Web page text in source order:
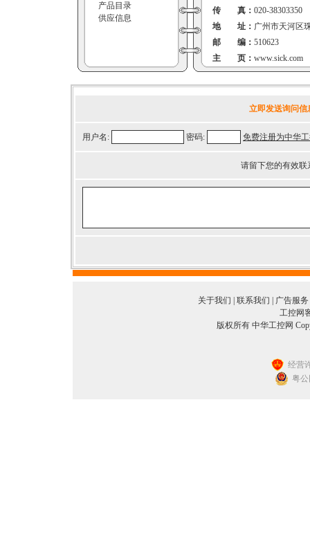
产品目录
供应信息
传 真： 020-38303350
地 址： 广州市天河区
邮 编： 510623
主 页： www.sick.com
立即发送询问信
用户名: 密码: 免费注册为中华
请留下您的有效
关于我们 联系我们 广告服务
工控网
版权所有 中华工控网
经营
粤公